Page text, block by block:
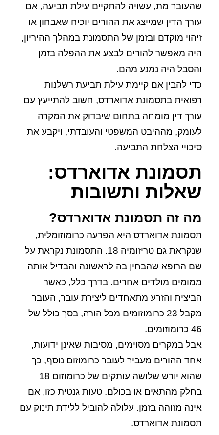
שהעובר מת, עשויה להתקיים עילת תביעה, אם
עורך הדין שמייצג את ההורים יוכיח שאבחון או
זיהוי מוקדם ובזמן של התסמונת במהלך ההיריון,
היה מאפשר להורים לבצע את ההפלה בזמן
והסבל היה נמנע מהם.
כדי להבין אם קיימת עילת תביעת רשלנות
רפואית בתסמונת אדוארדס, חשוב להתייעץ עם
עורך דין מומחה בתחום שיבדוק את המקרה
לעומק, מההיבט המשפטי והעובדתי, ויקבע את
סיכויי הצלחת התביעה.
תסמונת אדוארדס:
שאלות ותשובות
מה זה תסמונת אדוארדס?
תסמונת אדוארדס היא הפרעה כרומוזומלית,
שנקראת גם טריזומיה 18. התסמונת נקראת על
שם הרופא שהבחין בה לראשונה והבדיל אותה
ממומים מולדים אחרים. בדרך כלל, כאשר
הביצית והזרע מתאחדים ליצירת עובר, העובר
מקבל 23 כרומוזומים מכל הורה, בסך כולל של
46 כרומוזומים.
אבל במקרים מסוימים, מסיבות שאינן ידועות,
אחד ההורים מעביר לעובר כרומוזום נוסף, כך
שהוא יורש שלושה עותקים של כרומוזום 18
בחלק מהתאים או בכולם. טעות גנטית כזו, אם
אינה מזוהה בזמן, עלולה להוביל ללידת תינוק עם
תסמונת אדוארדס.